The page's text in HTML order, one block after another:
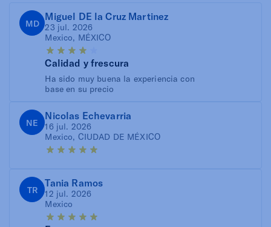
MD
Miguel DE la Cruz Martinez
23 jul. 2026
Mexico, MÉXICO
Calidad y frescura
Ha sido muy buena la experiencia con
base en su precio
NE
Nicolas Echevarria
16 jul. 2026
Mexico, CIUDAD DE MÉXICO
TR
Tania Ramos
12 jul. 2026
Mexico